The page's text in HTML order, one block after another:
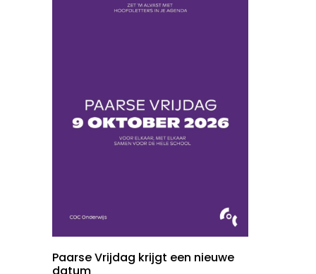
Paarse Vrijdag krijgt een nieuwe